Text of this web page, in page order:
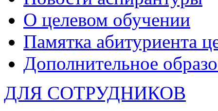
О целевом обучении
Памятка абитуриента
Дополнительное
ДЛЯ СОТРУДНИКОВ